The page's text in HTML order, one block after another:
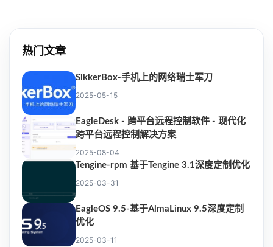
热门文章
SikkerBox-手机上的网络瑞士军刀
2025-05-15
EagleDesk - 跨平台远程控制软件 - 现代化
跨平台远程控制解决方案
2025-08-04
Tengine-rpm 基于Tengine 3.1深度定制优化
2025-03-31
EagleOS 9.5-基于AlmaLinux 9.5深度定制
优化
2025-03-11